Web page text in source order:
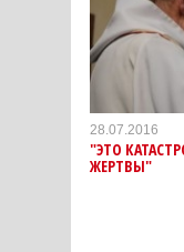
28.07.2016
"ЭТО
ЖЕРТВЫ"